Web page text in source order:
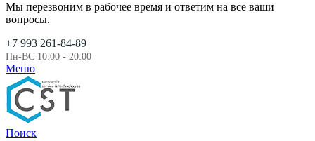
Мы перезвоним в рабочее время и ответим на все ваши
вопросы.
+7 993 261-84-89
Пн-ВС 10:00 - 20:00
Меню
Поиск